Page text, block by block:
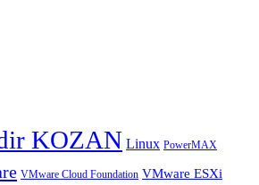
KOZAN Linux PowerMAX
VMware Cloud Foundation VMware ESXi